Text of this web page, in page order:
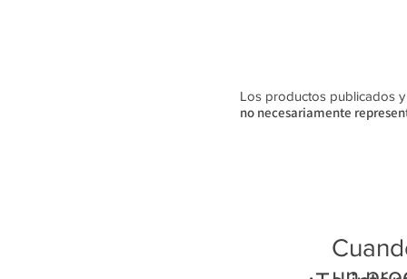
Los productos publicados y
no necesariamente